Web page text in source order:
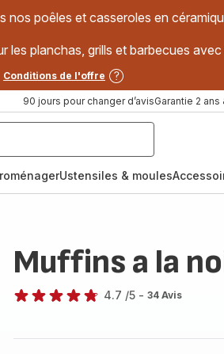
poêles et casseroles en
les planchas, grills et barbecues
Conditions de l'offre
90 jours pour changer d’avisGarantie 2
Ustensiles & moules
Muffins a la
4.7 /5 - 34 Avis